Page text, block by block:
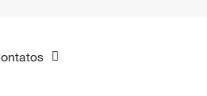
Contatos